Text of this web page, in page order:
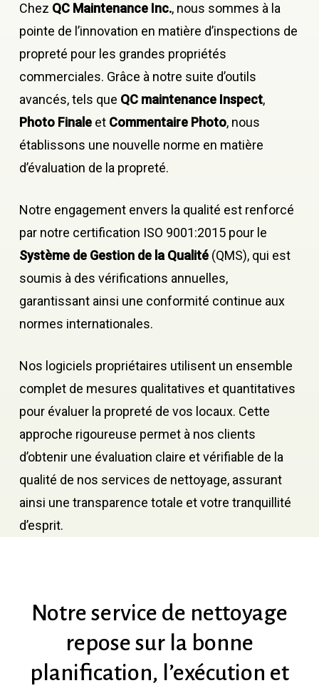
Chez QC Maintenance Inc., nous sommes à la
pointe de l’innovation en matière d’inspections de
propreté pour les grandes propriétés
commerciales. Grâce à notre suite d’outils
avancés, tels que QC maintenance Inspect,
Photo Finale et Commentaire Photo, nous
établissons une nouvelle norme en matière
d’évaluation de la propreté.
Notre engagement envers la qualité est renforcé
par notre certification ISO 9001:2015 pour le
Système de Gestion de la Qualité(QMS), qui est
soumis à des vérifications annuelles,
garantissant ainsi une conformité continue aux
normes internationales.
Nos logiciels propriétaires utilisent un ensemble
complet de mesures qualitatives et quantitatives
pour évaluer la propreté de vos locaux. Cette
approche rigoureuse permet à nos clients
d’obtenir une évaluation claire et vérifiable de la
qualité de nos services de nettoyage, assurant
ainsi une transparence totale et votre tranquillité
d’esprit.
Notre service de nettoyage
repose sur la bonne
planification, l’exécution et